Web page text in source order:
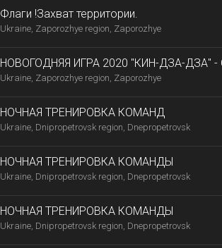
Флаги !Захват территории.
Ukraine, Zaporozhye region, Zaporozhye
НОВОГОДНЯЯ ИГРА 2020 "КИН-ДЗА-ДЗА" -
Ukraine, Zaporozhye region, Zaporozhye
НОЧНАЯ ТРЕНИРОВКА КОМАНД
Ukraine, Dnipropetrovsk region, Dnepropetrovsk
НОЧНАЯ ТРЕНИРОВКА КОМАНДЫ
Ukraine, Dnipropetrovsk region, Dnepropetrovsk
НОЧНАЯ ТРЕНИРОВКА КОМАНДЫ
Ukraine, Dnipropetrovsk region, Dnepropetrovsk